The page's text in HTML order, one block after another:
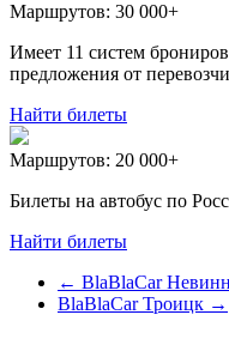
Маршрутов: 30 000+
Имеет 11 систем
предложения от
Найти билеты
Маршрутов: 20 000+
Билеты на автобус по
Найти билеты
← BlaBlaCar
BlaBlaCar Троицк →